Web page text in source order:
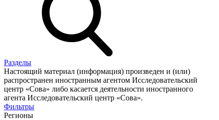
Разделы
Настоящий материал (информация) произведен и (или)
распространен иностранным агентом Исследовательский
центр «Сова» либо касается деятельности иностранного
агента Исследовательский центр «Сова».
Фильтры
Регионы